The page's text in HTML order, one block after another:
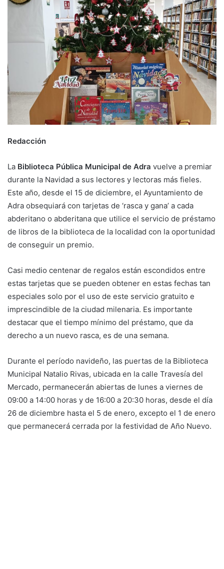
Redacción
La Biblioteca Pública Municipal de Adra vuelve a premiar
durante la Navidad a sus lectores y lectoras más fieles.
Este año, desde el 15 de diciembre, el Ayuntamiento de
Adra obsequiará con tarjetas de ‘rasca y gana’ a cada
abderitano o abderitana que utilice el servicio de préstamo
de libros de la biblioteca de la localidad con la oportunidad
de conseguir un premio.
Casi medio centenar de regalos están escondidos entre
estas tarjetas que se pueden obtener en estas fechas tan
especiales solo por el uso de este servicio gratuito e
imprescindible de la ciudad milenaria. Es importante
destacar que el tiempo mínimo del préstamo, que da
derecho a un nuevo rasca, es de una semana.
Durante el período navideño, las puertas de la Biblioteca
Municipal Natalio Rivas, ubicada en la calle Travesía del
Mercado, permanecerán abiertas de lunes a viernes de
09:00 a 14:00 horas y de 16:00 a 20:30 horas, desde el día
26 de diciembre hasta el 5 de enero, excepto el 1 de enero
que permanecerá cerrada por la festividad de Año Nuevo.